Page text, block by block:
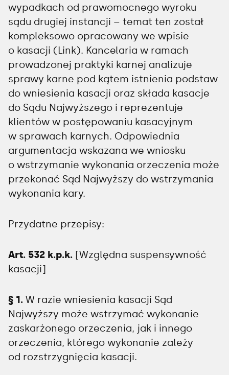
wypadkach od prawomocnego wyroku
sądu drugiej instancji – temat ten został
kompleksowo opracowany we wpisie
o kasacji (Link). Kancelaria w ramach
prowadzonej praktyki karnej analizuje
sprawy karne pod kątem istnienia podstaw
do wniesienia kasacji oraz składa kasacje
do Sądu Najwyższego i reprezentuje
klientów w postępowaniu kasacyjnym
w sprawach karnych. Odpowiednia
argumentacja wskazana we wniosku
o wstrzymanie wykonania orzeczenia może
przekonać Sąd Najwyższy do wstrzymania
wykonania kary.
Przydatne przepisy:
Art. 532 k.p.k. [Względna suspensywność
kasacji]
§ 1. W razie wniesienia kasacji Sąd
Najwyższy może wstrzymać wykonanie
zaskarżonego orzeczenia, jak i innego
orzeczenia, którego wykonanie zależy
od rozstrzygnięcia kasacji.